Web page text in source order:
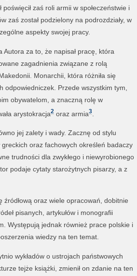
zaś roli armii w społeczeństwie i
zaś został podzielony na podrozdziały, w
aspekty swojej pracy.
Autora za to, że napisał pracę, która
zagadnienia związane z rolą
Monarchii, która różniła się
odpowiedniczek. Przede wszystkim tym,
obywatelom, a znaczną rolę w
arystokracja2oraz armia3.
jej zalety i wady. Zacznę od stylu
oraz fachowych określeń badaczy
trudności dla zwykłego i niewyrobionego
podaje cytaty starożytnych pisarzy, a z
oraz wiele opracowań, dobitnie
pisanych, artykułów i monografii
Występują jednak również prace polskie i
wiedzy na ten temat.
wykładów o ustrojach państwowych
tejże książki, zmienił on zdanie na ten